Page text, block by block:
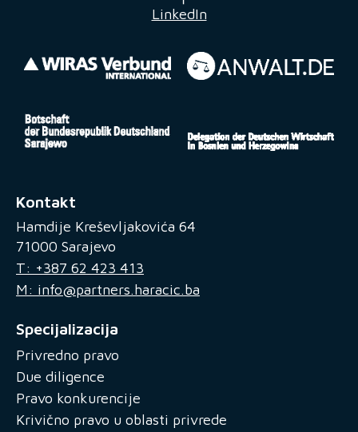
LinkedIn
Kontakt
Hamdije Kreševljakovića 64
71000 Sarajevo
T: +387 62 423 413
M: info@partners.haracic.ba
Specijalizacija
Privredno pravo
Due diligence
Pravo konkurencije
Krivično pravo u oblasti privrede